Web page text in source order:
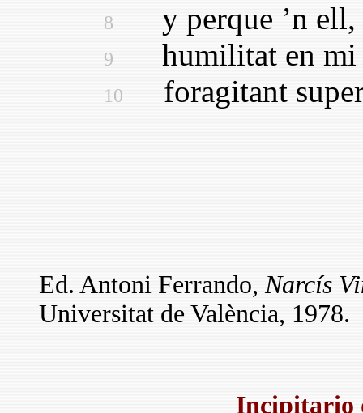
8 y perque ’n ell,
9 humilitat en mi
10 foragitant
Ed. Antoni Ferrando,Narcís
Universitat de València, 1978.
Incipitario